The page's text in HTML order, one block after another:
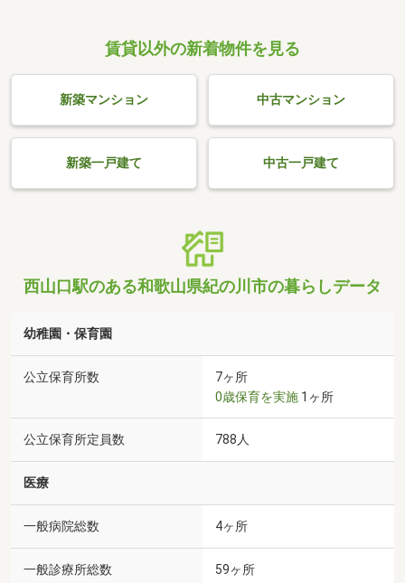
賃貸以外の新着物件を見る
新築マンション 中古マンション
新築一戸建て 中古一戸建て
西山口駅のある和歌山県紀の川市の暮らしデータ
幼稚園・保育園
公立保育所数
7ヶ所
0歳保育を実施 1ヶ所
公立保育所定員数 788人
医療
一般病院総数 4ヶ所
一般診療所総数 59ヶ所